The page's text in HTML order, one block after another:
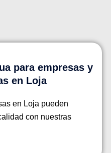
para empresas y
en Loja
en Loja pueden
con nuestras